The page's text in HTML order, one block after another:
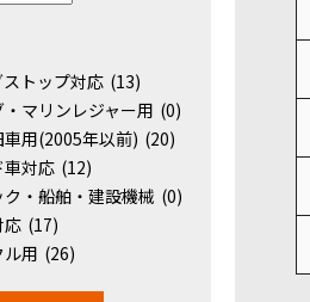
トップ対応 (13)
マリンレジャー用 (0)
車用(2005年以前) (20)
車対応 (12)
・船舶・建設機械 (0)
応 (17)
用 (26)